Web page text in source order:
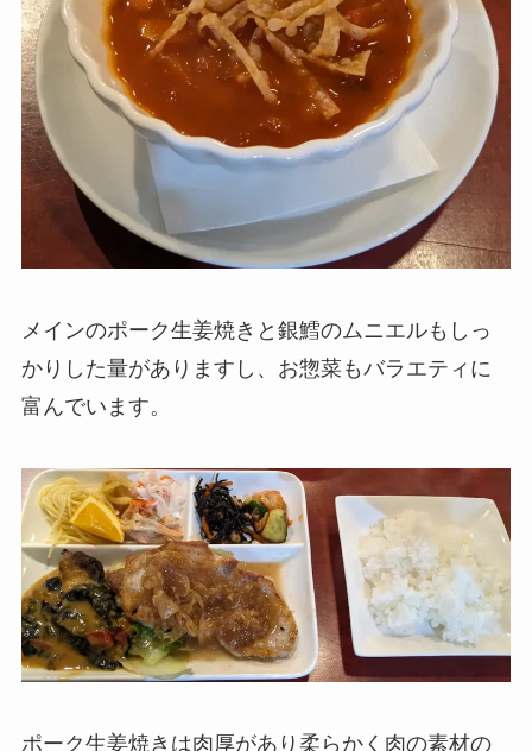
メインのポーク生姜焼きと銀鱈のムニエルもしっ
かりした量がありますし、お惣菜もバラエティに
富んでいます。
ポーク生姜焼きは肉厚があり柔らかく肉の素材の